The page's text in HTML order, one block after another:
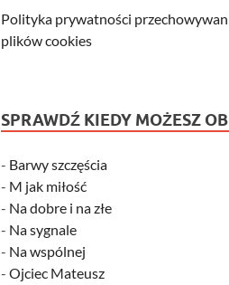
Polityka prywatności
plików cookies
SPRAWDŹ KIEDY MOŻESZ
- Barwy szczęścia
- M jak miłość
- Na dobre i na złe
- Na sygnale
- Na wspólnej
-Ojciec Mateusz